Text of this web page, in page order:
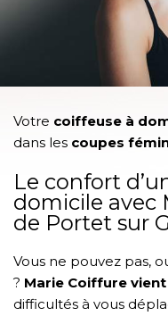
Votre coiffeuse à
dans les coupes
Le confort
domicile avec
de Portet sur
Vous ne pouvez pas,
? Marie Coiffure vient
difficultés à vous